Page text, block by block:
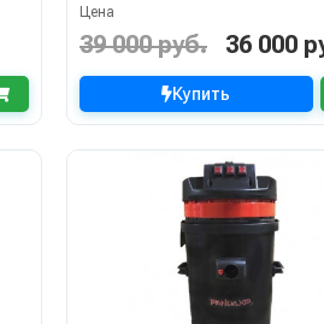
Цена
39 000 руб. 36 000
Купить